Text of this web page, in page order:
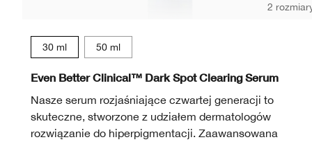
2
30 ml 50 ml
Even Better Clinical™ Dark Spot Clearing Serum
Nasze serum rozjaśniające czwartej generacji to
skuteczne, stworzone z udziałem dermatologów
rozwiązanie do hiperpigmentacji. Zaawansowana